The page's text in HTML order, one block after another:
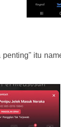
itu